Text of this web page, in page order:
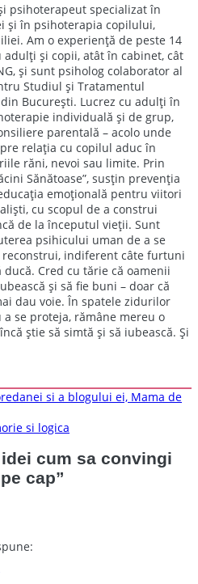
psihoterapeut specializat în
și în psihoterapia copilului,
Am o experiență de peste 14
și copii, atât în cabinet, cât
și sunt psiholog colaborator al
Studiul și Tratamentul
din București. Lucrez cu adulți în
individuală și de grup,
parentală – acolo unde
relația cu copilul aduc în
răni, nevoi sau limite. Prin
Sănătoase”, susțin prevenția
emoțională pentru viitori
cu scopul de a construi
de la începutul vieții. Sunt
psihicului uman de a se
reconstrui, indiferent câte furtuni
ducă. Cred cu tărie că oamenii
și să fie buni – doar că
dau voie. În spatele zidurilor
se proteja, rămâne mereu o
știe să simtă și să iubească. Și
si a blogului ei, Mama de
si logica
idei cum sa convingi
cap”